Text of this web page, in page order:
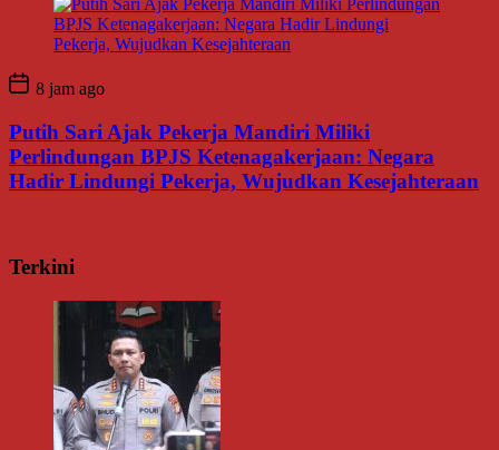
8 jam ago
Putih Sari Ajak Pekerja Mandiri Miliki
Perlindungan BPJS Ketenagakerjaan: Negara
Hadir Lindungi Pekerja, Wujudkan Kesejahteraan
Terkini